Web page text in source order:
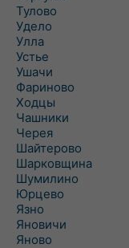
Тулово
Удело
Улла
Устье
Ушачи
Фариново
Ходцы
Чашники
Черея
Шайтерово
Шарковщина
Шумилино
Юрцево
Язно
Яновичи
Яново